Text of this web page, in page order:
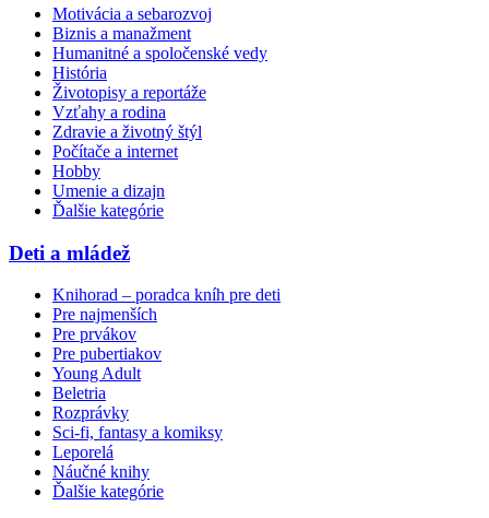
Motivácia a sebarozvoj
Biznis a manažment
Humanitné a spoločenské vedy
História
Životopisy a reportáže
Vzťahy a rodina
Zdravie a životný štýl
Počítače a internet
Hobby
Umenie a dizajn
Ďalšie kategórie
Deti a mládež
Knihorad – poradca kníh pre deti
Pre najmenších
Pre prvákov
Pre pubertiakov
Young Adult
Beletria
Rozprávky
Sci-fi, fantasy a komiksy
Leporelá
Náučné knihy
Ďalšie kategórie